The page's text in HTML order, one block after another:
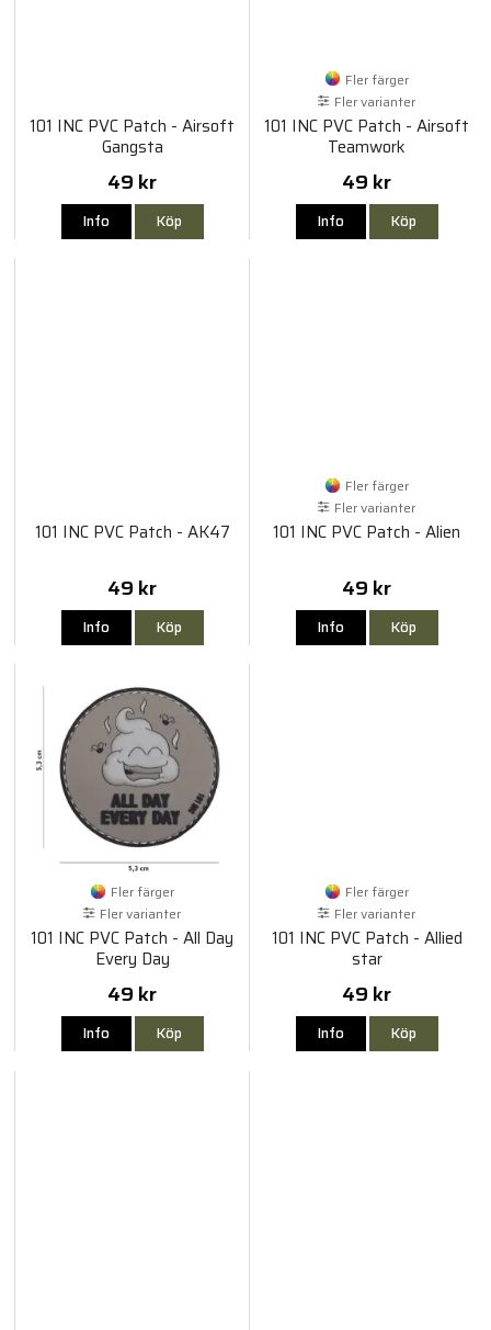
101 INC PVC Patch - Airsoft
Gangsta
49 kr
Info Köp
Fler färger
Fler varianter
101 INC PVC Patch - Airsoft
Teamwork
49 kr
Info Köp
101 INC PVC Patch - AK47
49 kr
Info Köp
Fler färger
Fler varianter
101 INC PVC Patch - Alien
49 kr
Info Köp
Fler färger
Fler varianter
101 INC PVC Patch - All Day
Every Day
49 kr
Info Köp
Fler färger
Fler varianter
101 INC PVC Patch - Allied
star
49 kr
Info Köp